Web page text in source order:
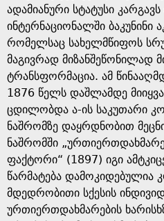
ადამიანური სტატუსი
ინტერნაციონალში ბაკუნინი
რომელსაც სახელმწიფოს
მაგივრად მიზანშეწონილად
ტრანსფორმაცია. ამ
1876 წელს დაშლამდე
ცდილობდა ა-ის საკუთარი
ნაშრომზე დაყრდნობით
ნაშრომში
ფაქტორი“ (1897) იგი
წარმატება დამოკიდებულია
მდედრობითი სქესის
ურთიერთდახმარების